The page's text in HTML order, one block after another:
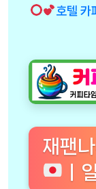
호텔
재팬
ㅣ